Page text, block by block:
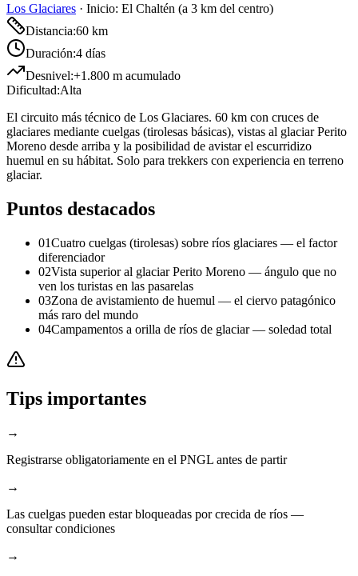
Los Glaciares · Inicio: El Chaltén (a 3 km del centro)
Distancia:60 km
Duración:4 días
Desnivel:+1.800 m acumulado
Dificultad:Alta
El circuito más técnico de Los Glaciares. 60 km con cruces de
glaciares mediante cuelgas (tirolesas básicas), vistas al glaciar Perito
Moreno desde arriba y la posibilidad de avistar el escurridizo
huemul en su hábitat. Solo para trekkers con experiencia en terreno
glaciar.
Puntos destacados
01Cuatro cuelgas (tirolesas) sobre ríos glaciares — el factor
diferenciador
02Vista superior al glaciar Perito Moreno — ángulo que no
ven los turistas en las pasarelas
03Zona de avistamiento de huemul — el ciervo patagónico
más raro del mundo
04Campamentos a orilla de ríos de glaciar — soledad total
Tips importantes
→
Registrarse obligatoriamente en el PNGL antes de partir
→
Las cuelgas pueden estar bloqueadas por crecida de ríos —
consultar condiciones
→